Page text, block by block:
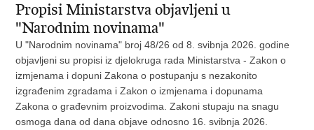
Propisi Ministarstva objavljeni u
"Narodnim novinama"
U "Narodnim novinama" broj 48/26 od 8. svibnja 2026. godine
objavljeni su propisi iz djelokruga rada Ministarstva - Zakon o
izmjenama i dopuni Zakona o postupanju s nezakonito
izgrađenim zgradama i Zakon o izmjenama i dopunama
Zakona o građevnim proizvodima. Zakoni stupaju na snagu
osmoga dana od dana objave odnosno 16. svibnja 2026.